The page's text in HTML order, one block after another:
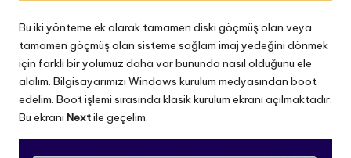
Bu iki yönteme ek olarak tamamen diski göçmüş olan veya
tamamen göçmüş olan sisteme sağlam imaj yedeğini dönmek
için farklı bir yolumuz daha var bununda nasıl olduğunu ele
alalım. Bilgisayarımızı Windows kurulum medyasından boot
edelim. Boot işlemi sırasında klasik kurulum ekranı açılmaktadır.
Bu ekranı Nextile geçelim.